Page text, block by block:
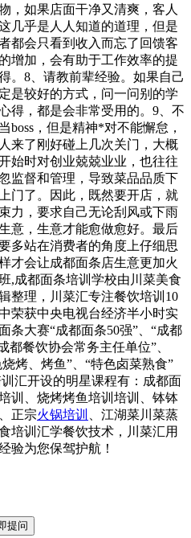
，如果店面干净又清爽，客人
几乎是人人知道的道理，但是
都会只看到收入而忘了回馈客
增加，会有助于工作效率的提
。8、请教前辈经验。如果自己
是较好的方式，问一问别的学
得，都是会非常受用的。9、不
boss，但是精神*对不能懈怠，
来了刚好碰上几次关门，大概
始时对创业兢兢业业，也往往
监督和管理，导致菜品品质下
门了。因此，既然要开店，就
力，要求自己无论刮风或下雨
意，生意才能愈做愈好。最后
多站在消费者的角度上仔细思
才会让成都面条店生意更加火
,成都面条培训学校由川菜美食
整理，川菜汇专注餐饮培训10
荣获中央电视台经济半小时实
条大赛“成都面条50强”、“成都
都餐饮协会常务主任单位”、
烤、烤鱼”、“特色卤菜熟食”
汇开设的明星课程有：成都面
训、烧烤烤鱼培训培训、钵钵
正宗火锅培训
、江湖菜川菜蒸
培训汇学餐饮技术，川菜汇用
验为您保驾护航！